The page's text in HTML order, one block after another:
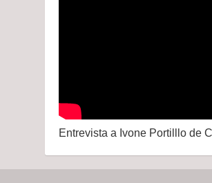
Entrevista a Ivone Portilllo de